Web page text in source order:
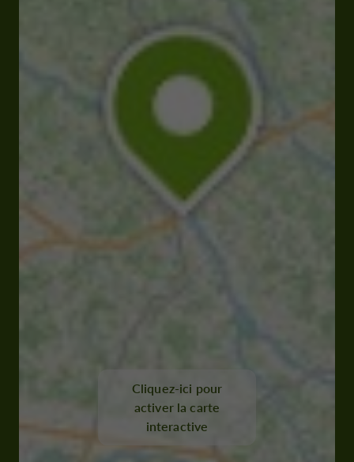
Cliquez-ici pour
activer la carte
interactive